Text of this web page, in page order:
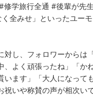
修学旅行全通 #後輩が先
全みせ」といったユー
対し、フォロワーからは
、よく頑張ったね」「か
います」「大人になって
いや称賛の声が相次いで